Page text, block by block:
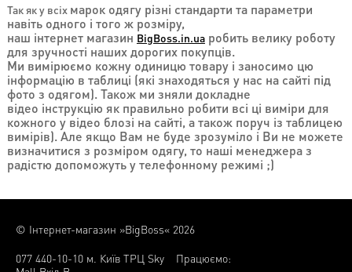
Умови
доставки
Умови
оплати
Повернення
Новинки
Знижки
Акції
Хіти
Так як у всіх марок одягу різні стандарти та параметри
навіть одного і того ж розміру,
наш інтернет магазин BigBoss.in.uaробить велику роботу
для зручності наших дорогих покупців.
Ми вимірюємо кожну одиницю товару і заносимо цю
інформацію в таблиці (які знаходяться у нас на сайті під
фото з одягом). Також ми зняли докладне
відео інструкцію як правильно робити всі ці виміри для
кожного у відео блозі на сайті, а також поруч із таблицею
вимірів). Але якщо Вам не буде зрозуміло і Ви не можете
визначитися з розміром одягу, то наші менеджера з
радістю допоможуть утелефонному режимі ;)
© Інтернет-магазин »BigBoss« 2026
077 440-10-10 м. Київ ТРЦ Sky
Працюємо: